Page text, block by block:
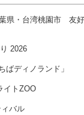
県・台湾桃園市 友
2026
ばディノランド」
イトZOO
バル